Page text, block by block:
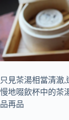
只見茶湯相當清澈
慢地啜飲杯中的茶
品再品